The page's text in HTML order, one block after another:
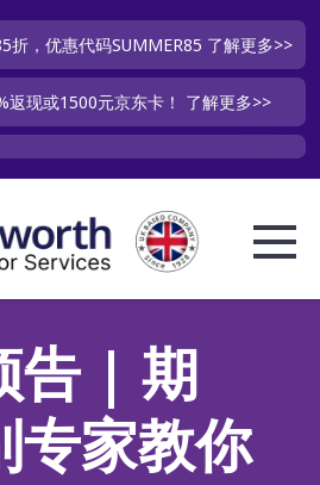
，优惠代码SUMMER85 了解更多>>
现或1500元京东卡！ 了解更多>>
告 | 期
专家教你